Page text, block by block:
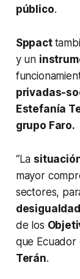
público.
Sppact
y un
privadas-
Estefanía
grupo Faro.
“La
mayor
sectores,
de los
que Ecuador
Terán.